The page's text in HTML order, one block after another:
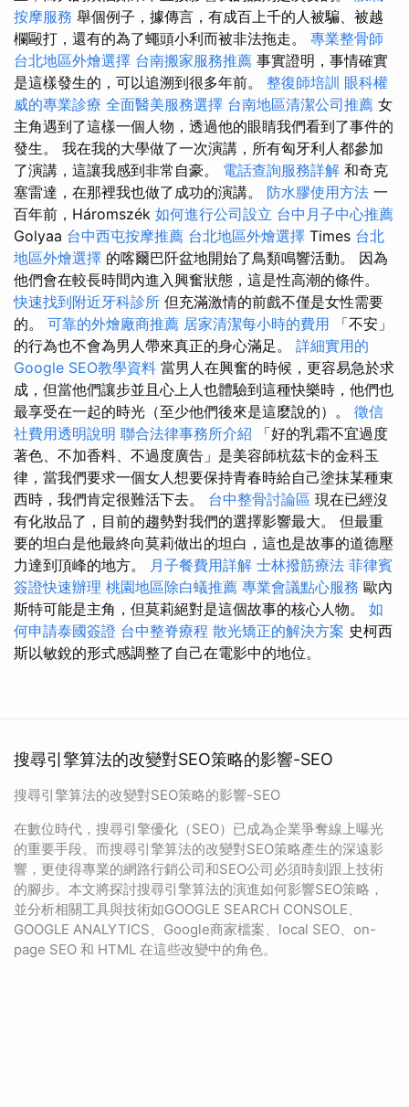
按摩服務 舉個例子，據傳言，有成百上千的人被騙、被越
欄毆打，還有的為了蠅頭小利而被非法拖走。 專業整骨師
台北地區外燴選擇 台南搬家服務推薦 事實證明，事情確實
是這樣發生的，可以追溯到很多年前。 整復師培訓 眼科權
威的專業診療 全面醫美服務選擇 台南地區清潔公司推薦 女
主角遇到了這樣一個人物，透過他的眼睛我們看到了事件的
發生。 我在我的大學做了一次演講，所有匈牙利人都參加
了演講，這讓我感到非常自豪。 電話查詢服務詳解 和奇克
塞雷達，在那裡我也做了成功的演講。 防水膠使用方法 一
百年前，Háromszék 如何進行公司設立 台中月子中心推薦
Golyaa 台中西屯按摩推薦 台北地區外燴選擇 Times 台北
地區外燴選擇 的喀爾巴阡盆地開始了鳥類鳴響活動。 因為
他們會在較長時間內進入興奮狀態，這是性高潮的條件。
快速找到附近牙科診所 但充滿激情的前戲不僅是女性需要
的。 可靠的外燴廠商推薦 居家清潔每小時的費用 「不安」
的行為也不會為男人帶來真正的身心滿足。 詳細實用的
Google SEO教學資料 當男人在興奮的時候，更容易急於求
成，但當他們讓步並且心上人也體驗到這種快樂時，他們也
最享受在一起的時光（至少他們後來是這麼說的）。 徵信
社費用透明說明 聯合法律事務所介紹 「好的乳霜不宜過度
著色、不加香料、不過度廣告」是美容師杭茲卡的金科玉
律，當我們要求一個女人想要保持青春時給自己塗抹某種東
西時，我們肯定很難活下去。 台中整骨討論區 現在已經沒
有化妝品了，目前的趨勢對我們的選擇影響最大。 但最重
要的坦白是他最終向莫莉做出的坦白，這也是故事的道德壓
力達到頂峰的地方。 月子餐費用詳解 士林撥筋療法 菲律賓
簽證快速辦理 桃園地區除白蟻推薦 專業會議點心服務 歐內
斯特可能是主角，但莫莉絕對是這個故事的核心人物。 如
何申請泰國簽證 台中整脊療程 散光矯正的解決方案 史柯西
斯以敏銳的形式感調整了自己在電影中的地位。
搜尋引擎算法的改變對SEO策略的影響-SEO
搜尋引擎算法的改變對SEO策略的影響-SEO
在數位時代，搜尋引擎優化（SEO）已成為企業爭奪線上曝光
的重要手段。而搜尋引擎算法的改變對SEO策略產生的深遠影
響，更使得專業的網路行銷公司和SEO公司必須時刻跟上技術
的腳步。本文將探討搜尋引擎算法的演進如何影響SEO策略，
並分析相關工具與技術如GOOGLE SEARCH CONSOLE、
GOOGLE ANALYTICS、Google商家檔案、local SEO、on-
page SEO 和 HTML 在這些改變中的角色。